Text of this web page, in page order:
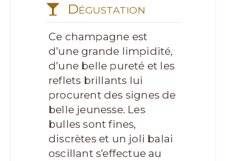
Dégustation
Ce champagne est
d’une grande limpidité,
d’une belle pureté et les
reflets brillants lui
procurent des signes de
belle jeunesse. Les
bulles sont fines,
discrètes et un joli balai
oscillant s’effectue au